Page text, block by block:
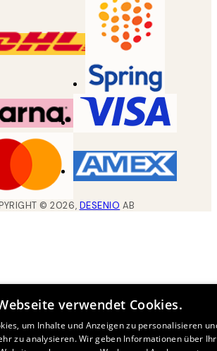
©2026, DESENIO AB
verwendet Cookies.
um Inhalte und Anzeigen zu personalisieren
zu analysieren. Wir geben Informationen über